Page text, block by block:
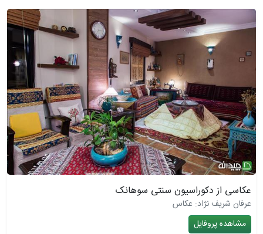
عکاسی از دکوراسیون سنتی سوهانک
عرفان شریف نژاد: عکاس
مشاهده پروفایل